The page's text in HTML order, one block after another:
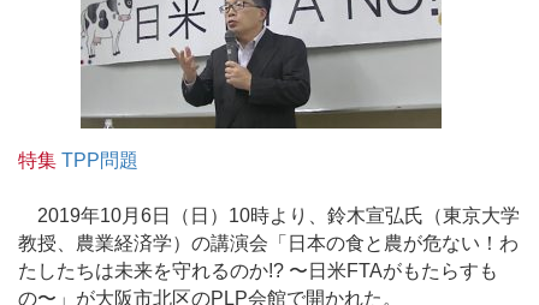
特集 TPP問題
2019年10月6日（日）10時より、鈴木宣弘氏（東京大学
教授、農業経済学）の講演会「日本の食と農が危ない！わ
たしたちは未来を守れるのか!? 〜日米FTAがもたらすも
の〜」が大阪市北区のPLP会館で開かれた。